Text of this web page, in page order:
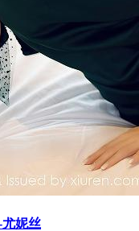
尤妮丝